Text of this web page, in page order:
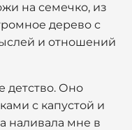
на семечко, из
дерево с
и отношений
детство. Оно
с капустой и
наливала мне в